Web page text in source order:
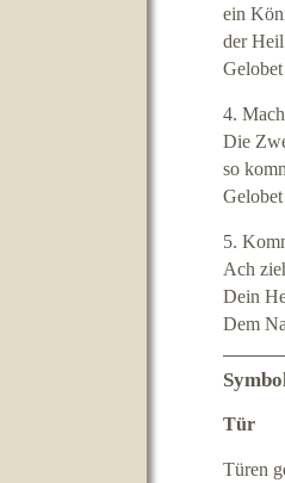
ein
der
4.
Die
so
5.
Ach
Dein
Dem
Tür
Türen